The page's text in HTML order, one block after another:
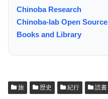
Chinoba Research
Chinoba-lab Open Source
Books and Library
旅 歴史 紀行 読書